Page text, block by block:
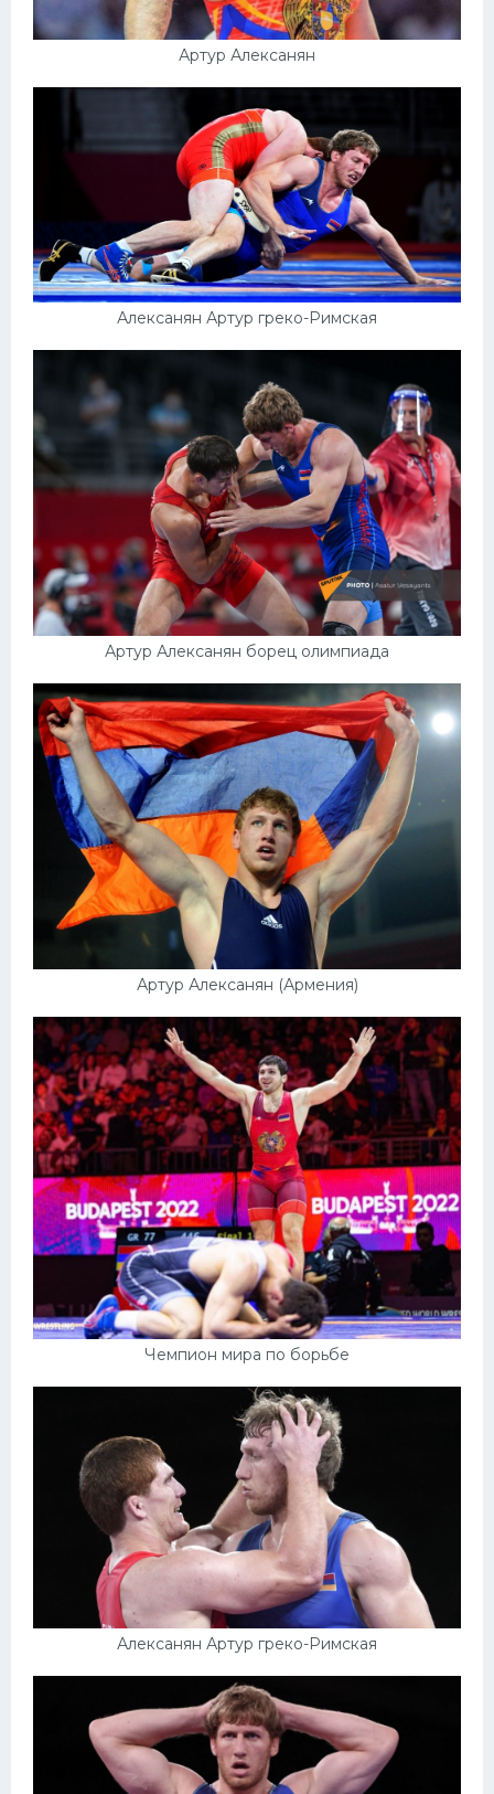
Артур Алексанян
Алексанян Артур греко-Римская
Артур Алексанян борец олимпиада
Артур Алексанян (Армения)
Чемпион мира по борьбе
Алексанян Артур греко-Римская